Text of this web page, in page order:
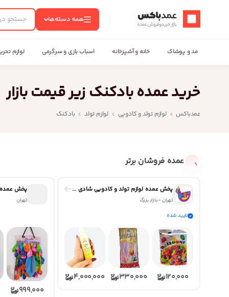
عمدباکس — بازگشت به صفحه اصلی همه دسته‌ها
مد و پوشاک خانه و آشپزخانه اسباب بازی و سرگرمی لوازم
خرید عمده بادکنک زیر قیمت بازار
عمدباکس لوازم تولد و کادویی لوازم تولد بادکنک
عمده فروشان برتر
پخش عمده لوازم تولد و کادویی شادی بازار
تهران - بازار بزرگ
تایید شده
120,000
330,000
4,000,000
پخش عمده
تهران
999,000